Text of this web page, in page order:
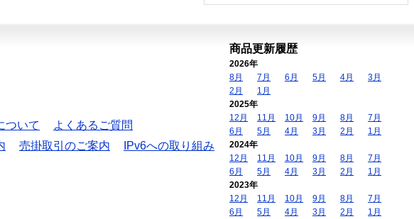
ついて
よくあるご質問
売掛取引のご案内
IPv6への取り組み
商品更新履歴
2026年
8月
7月 6月 5月 4月
3月
2月
1月
2025年
12月
11月 10月 9月 8月
7月
6月
5月 4月 3月 2月
1月
2024年
12月
11月 10月 9月 8月
7月
6月
5月 4月 3月 2月
1月
2023年
12月
11月 10月 9月 8月
7月
6月
5月 4月 3月 2月
1月